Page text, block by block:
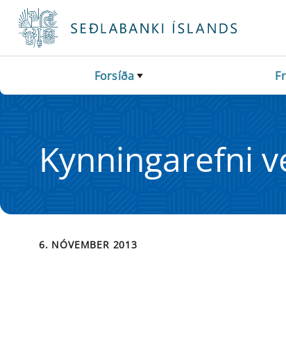
Fara beint í Meginmál
Forsíða
Kynn­in­g­a­refni
6. NÓVEMBER 2013